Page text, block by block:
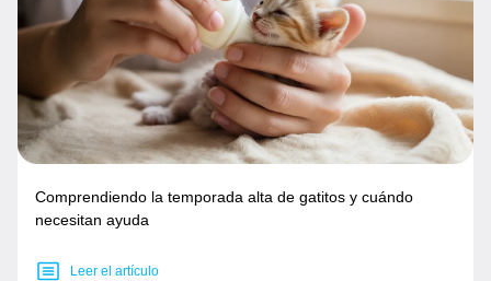
Comprendiendo la temporada alta de gatitos y cuándo
necesitan ayuda
Leer el artículo